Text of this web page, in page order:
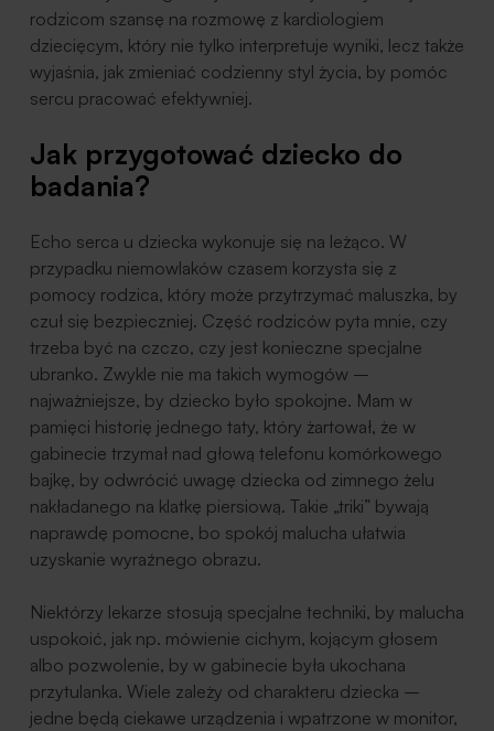
rodzicom szansę na rozmowę z kardiologiem
dziecięcym, który nie tylko interpretuje wyniki, lecz także
wyjaśnia, jak zmieniać codzienny styl życia, by pomóc
sercu pracować efektywniej.
Jak przygotować dziecko do
badania?
Echo serca u dziecka wykonuje się na leżąco. W
przypadku niemowlaków czasem korzysta się z
pomocy rodzica, który może przytrzymać maluszka, by
czuł się bezpieczniej. Część rodziców pyta mnie, czy
trzeba być na czczo, czy jest konieczne specjalne
ubranko. Zwykle nie ma takich wymogów –
najważniejsze, by dziecko było spokojne. Mam w
pamięci historię jednego taty, który żartował, że w
gabinecie trzymał nad głową telefonu komórkowego
bajkę, by odwrócić uwagę dziecka od zimnego żelu
nakładanego na klatkę piersiową. Takie „triki” bywają
naprawdę pomocne, bo spokój malucha ułatwia
uzyskanie wyraźnego obrazu.
Niektórzy lekarze stosują specjalne techniki, by malucha
uspokoić, jak np. mówienie cichym, kojącym głosem
albo pozwolenie, by w gabinecie była ukochana
przytulanka. Wiele zależy od charakteru dziecka –
jedne będą ciekawe urządzenia i wpatrzone w monitor,